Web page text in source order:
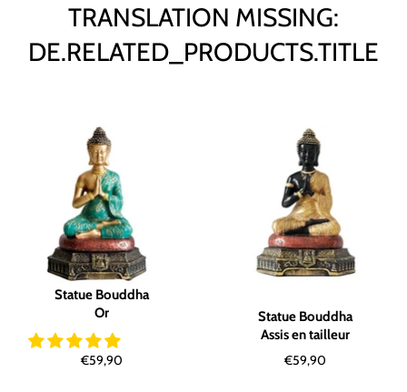
TRANSLATION MISSING:
DE.RELATED_PRODUCTS.TITLE
Statue Bouddha
Or
Normaler
€59,90
Statue Bouddha
Assis en tailleur
Normaler
€59,90